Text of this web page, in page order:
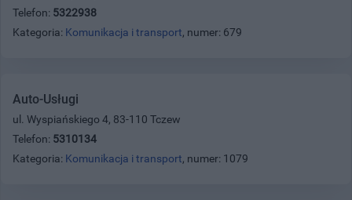
Telefon: 5322938
Kategoria: Komunikacja i transport, numer: 679
Auto-Usługi
ul. Wyspiańskiego 4, 83-110 Tczew
Telefon: 5310134
Kategoria: Komunikacja i transport, numer: 1079